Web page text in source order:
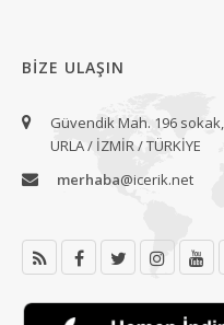
BIZE ULAŞIN
Güvendik Mah. 196
URLA / İZMİR / TÜRKİYE
merhaba@icerik.net